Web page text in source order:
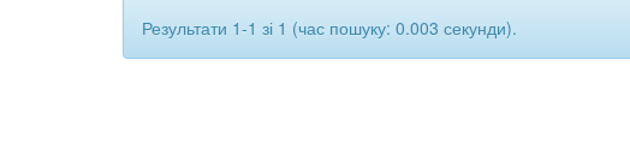
Результати 1-1 зі 1 (час пошуку: 0.003 секунди).